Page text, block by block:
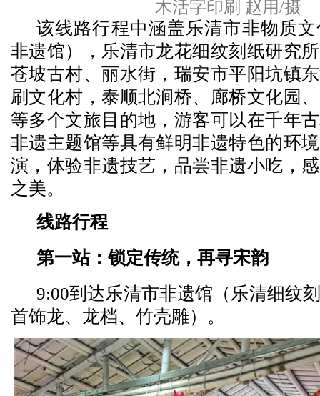
木活字印刷 赵用/摄
该线路行程中涵盖乐清市非物质
非遗馆），乐清市龙花细纹刻纸研究
苍坡古村、丽水街，瑞安市平阳坑镇
刷文化村，泰顺北涧桥、廊桥文化园
等多个文旅目的地，游客可以在千年
非遗主题馆等具有鲜明非遗特色的环
演，体验非遗技艺，品尝非遗小吃，
之美。
线路行程
第一站：锁定传统，再寻宋韵
9:00到达乐清市非遗馆（乐清细纹
首饰龙、龙档、竹壳雕）。